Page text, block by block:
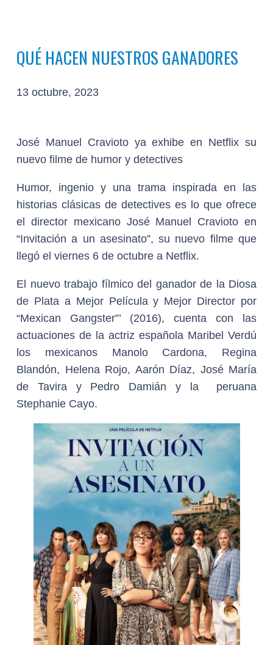
QUÉ HACEN NUESTROS GANADORES
13 octubre, 2023
José Manuel Cravioto ya exhibe en Netflix su
nuevo filme de humor y detectives
Humor, ingenio y una trama inspirada en las
historias clásicas de detectives es lo que ofrece
el director mexicano José Manuel Cravioto en
“Invitación a un asesinato”, su nuevo filme que
llegó el viernes 6 de octubre a Netflix.
El nuevo trabajo fílmico del ganador de la Diosa
de Plata a Mejor Película y Mejor Director por
“Mexican Gangster”’ (2016), cuenta con las
actuaciones de la actriz española Maribel Verdú
los mexicanos Manolo Cardona, Regina
Blandón, Helena Rojo, Aarón Díaz, José María
de Tavira y Pedro Damián y la peruana
Stephanie Cayo.